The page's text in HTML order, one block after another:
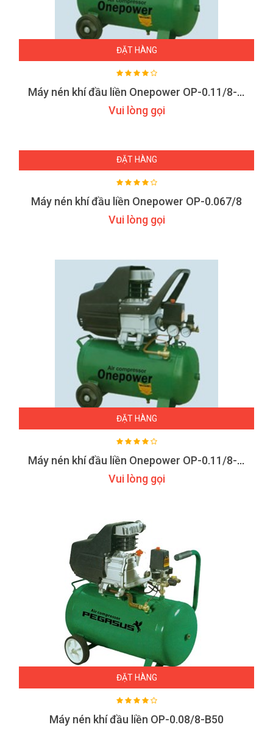
ĐẶT HÀNG
Máy nén khí đầu liền Onepower OP-0.11/8-F30
Vui lòng gọi
ĐẶT HÀNG
Máy nén khí đầu liền Onepower OP-0.067/8
Vui lòng gọi
ĐẶT HÀNG
Máy nén khí đầu liền Onepower OP-0.11/8-B50
Vui lòng gọi
ĐẶT HÀNG
Máy nén khí đầu liền OP-0.08/8-B50